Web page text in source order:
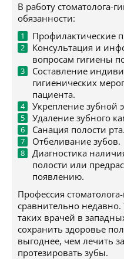
В работу стоматолога-
обязанности:
Профилактические
Консультация и
вопросам гигиены
Составление
гигиенических
пациента.
Укрепление зубной
Удаление зубного
Санация полости рта.
Отбеливание зубов.
Диагностика
полости или
появлению.
Профессия
сравнительно
таких врачей в
сохранить здоровье
выгоднее, чем лечить
протезировать зубы.